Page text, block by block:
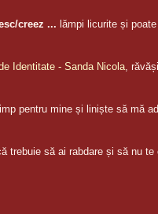
creez ... lămpi licurite și
Identitate - Sanda Nicola,
pentru mine și liniște să mă
trebuie să ai rabdare și să nu te